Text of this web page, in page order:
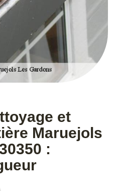
et
Maruejols
: